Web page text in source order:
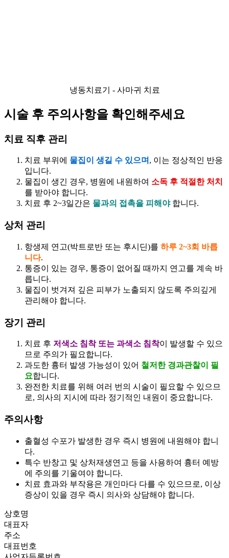
냉동치료기 - 사마귀 치료
시술 후 주의사항을 확인해주세요
치료 직후 관리
치료 부위에 물집이 생길 수 있으며 , 이는 정상적인 반응
입니다.
물집이 생긴 경우, 병원에 내원하여 소독 후 적절한 처치
를 받아야 합니다.
치료 후 2~3일간은 물과의 접촉을 피해야합니다.
상처 관리
항생제 연고(박트로반 또는 후시딘)를 하루 2~3회 바릅
니다.
통증이 있는 경우, 통증이 없어질 때까지 연고를 계속 바
릅니다.
물집이 벗겨져 깊은 피부가 노출되지 않도록 주의깊게
관리해야 합니다.
장기 관리
치료 후 저색소 침착 또는 과색소 침착이 발생할 수 있으
므로 주의가 필요합니다.
과도한 흉터 발생 가능성이 있어 철저한 경과관찰이 필
요합니다.
완전한 치료를 위해 여러 번의 시술이 필요할 수 있으므
로, 의사의 지시에 따라 정기적인 내원이 중요합니다.
주의사항
출혈성 수포가 발생한 경우 즉시 병원에 내원해야 합니
다.
특수 반창고 및 상처재생연고 등을 사용하여 흉터 예방
에 주의를 기울여야 합니다.
치료 효과와 부작용은 개인마다 다를 수 있으므로, 이상
증상이 있을 경우 즉시 의사와 상담해야 합니다.
상호명
대표자
주소
대표번호